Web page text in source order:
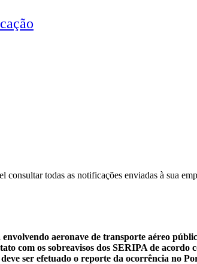
todas as notificações enviadas à sua
aeronave de transporte aéreo
com os sobreavisos dos SERIPA de acordo
ser efetuado o reporte da ocorrência no